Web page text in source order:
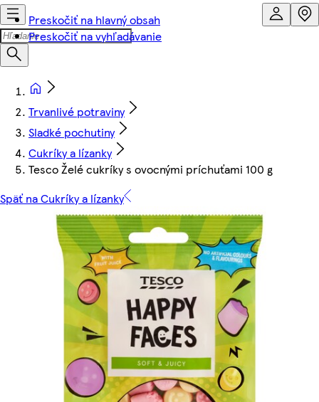
Preskočiť na hlavný obsah
Preskočiť na vyhľadávanie
Trvanlivé potraviny
Sladké pochutiny
Cukríky a lízanky
Tesco Želé cukríky s ovocnými príchuťami 100 g
Späť na Cukríky a lízanky